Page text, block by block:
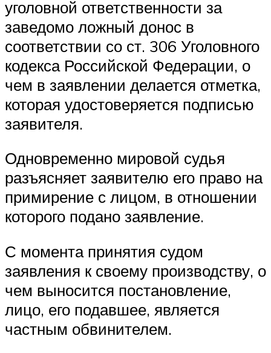
уголовной ответственности за
заведомо ложный донос в
соответствии со ст. 306 Уголовного
кодекса Российской Федерации, о
чем в заявлении делается отметка,
которая удостоверяется подписью
заявителя.
Одновременно мировой судья
разъясняет заявителю его право на
примирение с лицом, в отношении
которого подано заявление.
С момента принятия судом
заявления к своему производству, о
чем выносится постановление,
лицо, его подавшее, является
частным обвинителем.